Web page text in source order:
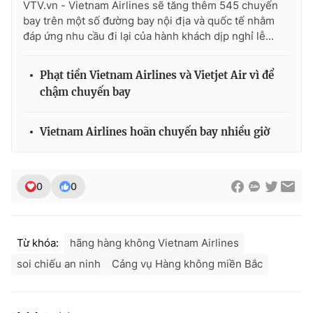
THỜI BÁO VTV
Theo dõi báo trên
Cơ quan báo chí:
Tổng Biên tập:Vũ Thanh Thủy
Phó Tổng Biên tập: Nguyễn Thị Mỹ Hạnh, Phạm Quốc Thắng,
VTV.vn - Vietnam Airlines sẽ tăng thêm 545 chuyến
bay trên một số đường bay nội địa và quốc tế nhằm
đáp ứng nhu cầu đi lại của hành khách dịp nghỉ lễ...
Phạt tiền Vietnam Airlines và Vietjet Air vì để
chậm chuyến bay
Vietnam Airlines hoãn chuyến bay nhiều giờ
0 0
Từ khóa:
hãng hàng không Vietnam Airlines
soi chiếu an ninh
Cảng vụ Hàng không miền Bắc